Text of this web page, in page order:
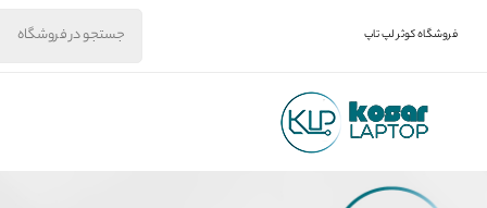
فروشگاه کوثر لپ تاپ